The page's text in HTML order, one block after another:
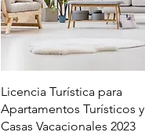
Vista rápida
Licencia Turística para
Apartamentos Turísticos y
Casas Vacacionales 2023